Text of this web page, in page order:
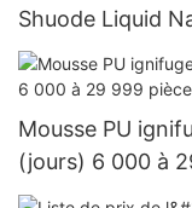
Shuode Liquid
Mousse PU
(jours) 6 000 à